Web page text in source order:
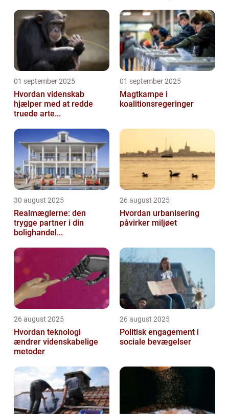
01 september 2025
Hvordan videnskab
hjælper med at redde
truede arte...
01 september 2025
Magtkampe i
koalitionsregeringer
30 august 2025
Realmæglerne: den
trygge partner i din
bolighandel...
26 august 2025
Hvordan urbanisering
påvirker miljøet
26 august 2025
Hvordan teknologi
ændrer videnskabelige
metoder
26 august 2025
Politisk engagement i
sociale bevægelser